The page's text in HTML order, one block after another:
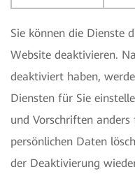
Sie können die Dienste
Website deaktivieren.
deaktiviert haben,
Diensten für Sie
und Vorschriften
persönlichen Daten
der Deaktivierung